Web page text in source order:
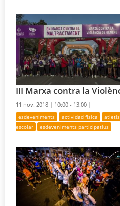
III Marxa contra la
11 nov. 2018 | 10:00 - 13:00 |
esdeveniments actividad física
escolar
esdeveniments participatius